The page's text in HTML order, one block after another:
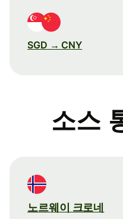
SGD → CNY
소스
노르웨이 크로네